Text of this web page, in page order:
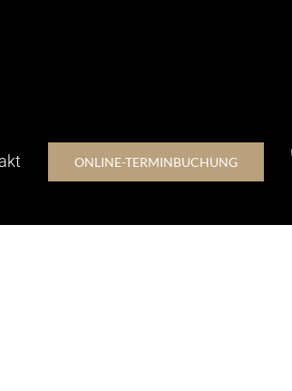
ONLINE-TERMINBUCHUNG